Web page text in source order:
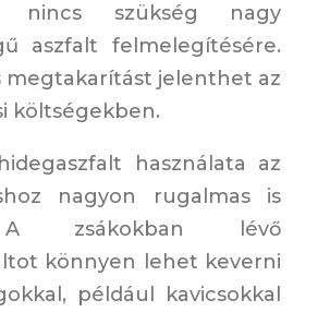
nincs szükség nagy
aszfalt felmelegítésére.
megtakarítást jelenthet az
költségekben.
használata az
nagyon rugalmas is
zsákokban lévő
könnyen lehet keverni
például kavicsokkal